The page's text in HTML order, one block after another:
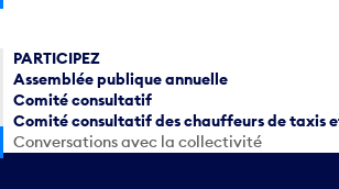
PARTICIPEZ
Assemblée publique annuelle
Comité consultatif
Comité consultatif des chauffeurs de taxis
Conversations avec la collectivité